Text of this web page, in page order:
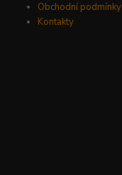
Obchodní podmínky
Kontakty